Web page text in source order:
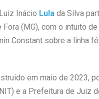
Inácio Lula da Silva
(MG), com o intuito
Constant sobre a linha
em maio de 2023,
e a Prefeitura de Juiz